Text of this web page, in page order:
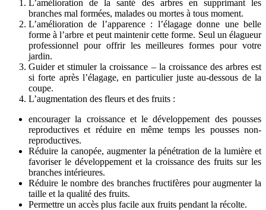
L’amélioration de la santé des arbres en supprimant les
branches mal formées, malades ou mortes à tous moment.
L’amélioration de l’apparence : l’élagage donne une belle
forme à l’arbre et peut maintenir cette forme. Seul un élagueur
professionnel pour offrir les meilleures formes pour votre
jardin.
Guider et stimuler la croissance – la croissance des arbres est
si forte après l’élagage, en particulier juste au-dessous de la
coupe.
L’augmentation des fleurs et des fruits :
encourager la croissance et le développement des pousses
reproductives et réduire en même temps les pousses non-
reproductives.
Réduire la canopée, augmenter la pénétration de la lumière et
favoriser le développement et la croissance des fruits sur les
branches intérieures.
Réduire le nombre des branches fructifères pour augmenter la
taille et la qualité des fruits.
Permettre un accès plus facile aux fruits pendant la récolte.